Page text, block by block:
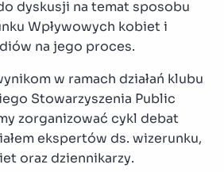
dyskusji na temat sposobu
Wpływowych kobiet i
na jego proces.
w ramach działań klubu
Stowarzyszenia Public
zorganizować cykl debat
ekspertów ds. wizerunku,
oraz dziennikarzy.